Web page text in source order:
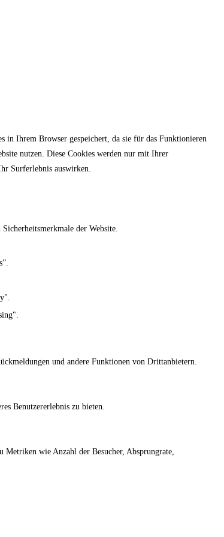
in Ihrem Browser gespeichert, da sie für das Funktionieren
nutzen. Diese Cookies werden nur mit Ihrer
Surferlebnis auswirken.
der Website.
und andere Funktionen von Drittanbietern.
Benutzererlebnis zu bieten.
wie Anzahl der Besucher, Absprungrate,